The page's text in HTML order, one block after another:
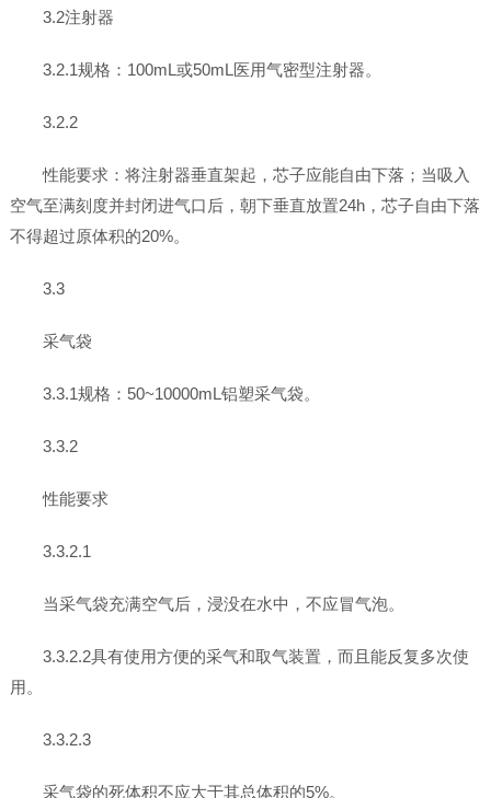
3.2注射器
3.2.1规格：100mL或50mL医用气密型注射器。
3.2.2
性能要求：将注射器垂直架起，芯子应能自由下落；当吸入
空气至满刻度并封闭进气口后，朝下垂直放置24h，芯子自由下落
不得超过原体积的20%。
3.3
采气袋
3.3.1规格：50~10000mL铝塑采气袋。
3.3.2
性能要求
3.3.2.1
当采气袋充满空气后，浸没在水中，不应冒气泡。
3.3.2.2具有使用方便的采气和取气装置，而且能反复多次使
用。
3.3.2.3
采气袋的死体积不应大于其总体积的5%。